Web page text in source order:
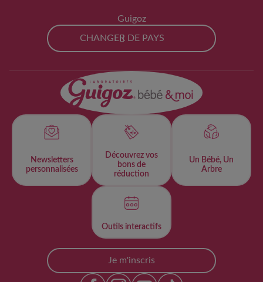
Guigoz
CHANGER DE PAYS
Newsletters
personnalisées​
Découvrez vos
bons de
réduction
Un Bébé, Un
Arbre
Outils interactifs​
Je m'inscris